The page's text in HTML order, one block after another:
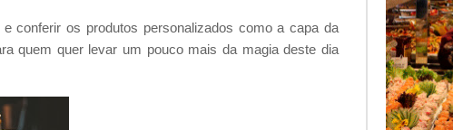
conferir os produtos personalizados como a capa da
quem quer levar um pouco mais da magia deste dia